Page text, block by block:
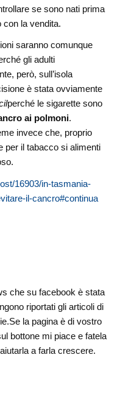
se sono nati prima
con la vendita.
saranno comunque
gli adulti
però, sull’isola
è stata ovviamente
perché le sigarette sono
ai polmoni.
invece che, proprio
per il tabacco si alimenti
16903/in-tasmania-
il-cancro#continua
che su facebook è stata
riportati gli articoli di
la pagina è di vostro
bottone mi piace e fatela
a farla crescere.